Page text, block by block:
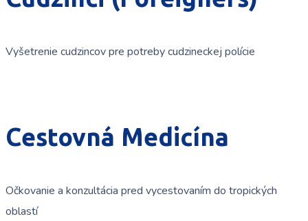
Vyšetrenie cudzincov pre potreby cudzineckej polície
Cestovná Medicína
Očkovanie a konzultácia pred vycestovaním do tropických
oblastí